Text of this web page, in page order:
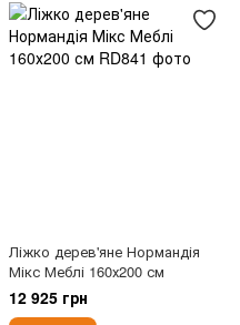
Ліжко дерев'яне Нормандія
Мікс Меблі 160х200 см
12 925 грн